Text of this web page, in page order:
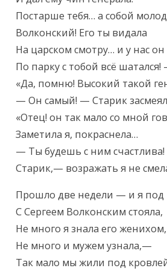
Постарше тебя… а собой
Волконский! Его ты видала
На царском смотру… и у нас
По парку с тобой всё шатался!
«Да, помню! Высокий такой
— Он самый! — Старик
«Отец! он так мало со мной
Заметила я, покраснела…
— Ты будешь с ним
Старик,— возражать я не
Прошло две недели — и я под
С Сергеем Волконским стояла,
Не много я знала его женихом,
Не много и мужем узнала,—
Так мало мы жили под